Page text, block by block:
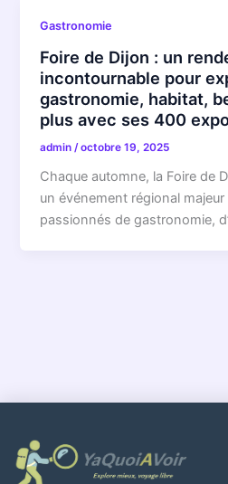
Gastronomie
Foire de Dijon : un
incontournable pour
gastronomie, habitat,
plus avec ses 400
admin /octobre 19, 2025
Chaque automne, la Foire de
un événement régional
passionnés de gastronomie,